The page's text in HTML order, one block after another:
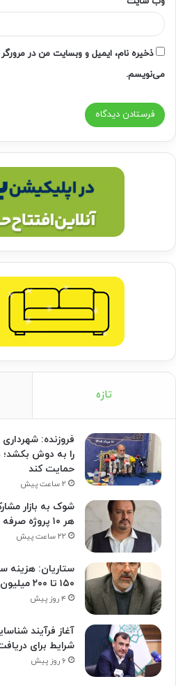
ذخیره نام، ایمیل و وبسایت من در
می‌نویسم.
تازه
فروزنده:
را به دوش بکشد؛
حمایت کند
۲ ساعت پیش
هر ۱۰ پروژه صرفه اقتصادی دارد
۲۲ ساعت پیش
ستاریان:
۱۵۰ تا ۲۰۰ میلیون تومان رسیده است
۴ روز پیش
آغاز فرآیند
شرایط برای
۶ روز پیش